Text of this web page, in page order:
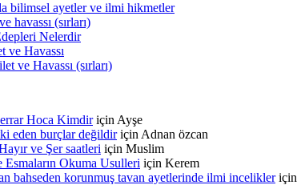
bilimsel ayetler ve ilmi hikmetler
havassı (sırları)
Nelerdir
ve Havassı
ve Havassı (sırları)
Hoca Kimdiriçin Ayşe
eden burçlar değildiriçin Adnan özcan
ve Şer saatleri için Muslim
Okuma Usulleri için Kerem
bahseden korunmuş tavan ayetlerinde ilmi incelikleriçin